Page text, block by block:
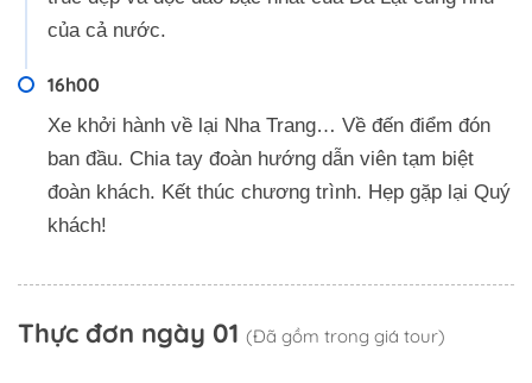
của cả nước.
16h00
Xe khởi hành về lại Nha Trang… Về đến điểm đón
ban đầu. Chia tay đoàn hướng dẫn viên tạm biệt
đoàn khách. Kết thúc chương trình. Hẹp gặp lại Quý
khách!
Thực đơn ngày 01 (Đã gồm trong giá tour)